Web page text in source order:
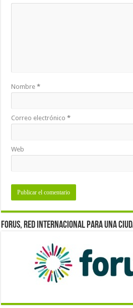
Nombre*
Correo electrónico*
Web
Forus, red internacional para una